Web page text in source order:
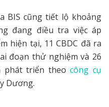
BIS cũng tiết lộ khoảng
đang điều tra việc áp
hiện tại, 11 CBDC đã ra
đoạn thử nghiệm và 26
phát triển theocông cụ
Dương.